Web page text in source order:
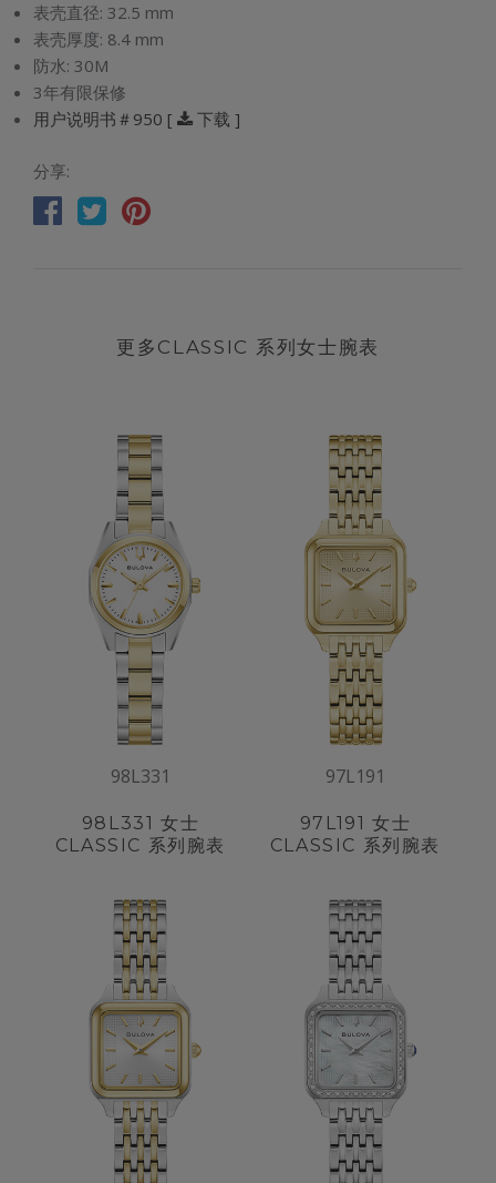
表壳直径: 32.5 mm
表壳厚度: 8.4 mm
防水: 30M
3年有限保修
用户说明书＃950 [
下载 ]
分享:
更多CLASSIC 系列女士腕表
98L331
98L331 女士
CLASSIC 系列腕表
97L191
97L191 女士
CLASSIC 系列腕表